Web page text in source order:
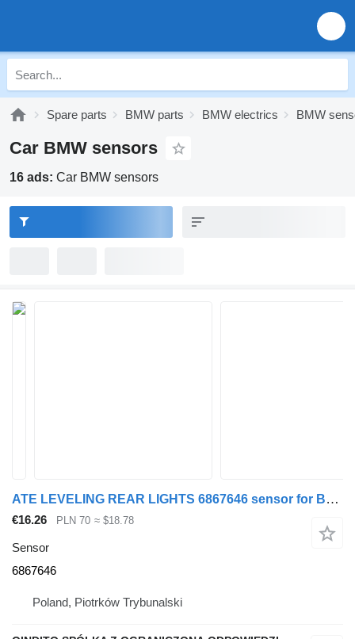
Spare parts BMW parts BMW electrics BMW
Car BMW sensors
16 ads: Car BMW sensors
ATE LEVELING REAR LIGHTS 6867646 sensor for BMW X6 G06 X5 G05 car
€16.26 PLN 70 ≈ $18.78
Sensor
6867646
Poland, Piotrków Trybunalski